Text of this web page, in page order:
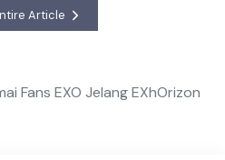
Article
Fans EXO Jelang EXhOrizon